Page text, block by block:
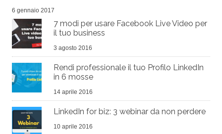
6 gennaio 2017
7 modi per usare Facebook Live Video per
il tuo business
3 agosto 2016
Rendi professionale il tuo Profilo LinkedIn
in 6 mosse
14 aprile 2016
LinkedIn for biz: 3 webinar da non perdere
10 aprile 2016